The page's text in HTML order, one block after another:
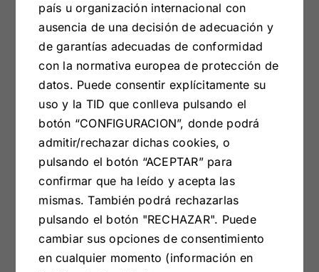
Formas
redondeadas y
curvas
La tendencia bold sigue en 2023. Sillas con
espalderos curvos, mesas redondas y arcos de
medio punto, unidos a muros sin aristas,
aportarán dinamismo a las principales estancias
de la casa.
país u organización internacional con
ausencia de una decisión de adecuación y
de garantías adecuadas de conformidad
con la normativa europea de protección de
datos. Puede consentir explícitamente su
uso y la TID que conlleva pulsando el
botón “CONFIGURACION”, donde podrá
admitir/rechazar dichas cookies, o
pulsando el botón “ACEPTAR” para
confirmar que ha leído y acepta las
mismas. También podrá rechazarlas
pulsando el botón "RECHAZAR". Puede
cambiar sus opciones de consentimiento
en cualquier momento (información en